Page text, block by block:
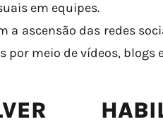
em equipes.
a ascensão das redes
por meio de vídeos, blogs